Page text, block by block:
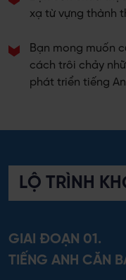
xạ từ vựng thành
Bạn mong muốn
cách trôi chảy
phát triển tiếng
LỘ TRÌNH
GIAI ĐOẠN 01.
TIẾNG ANH CĂN